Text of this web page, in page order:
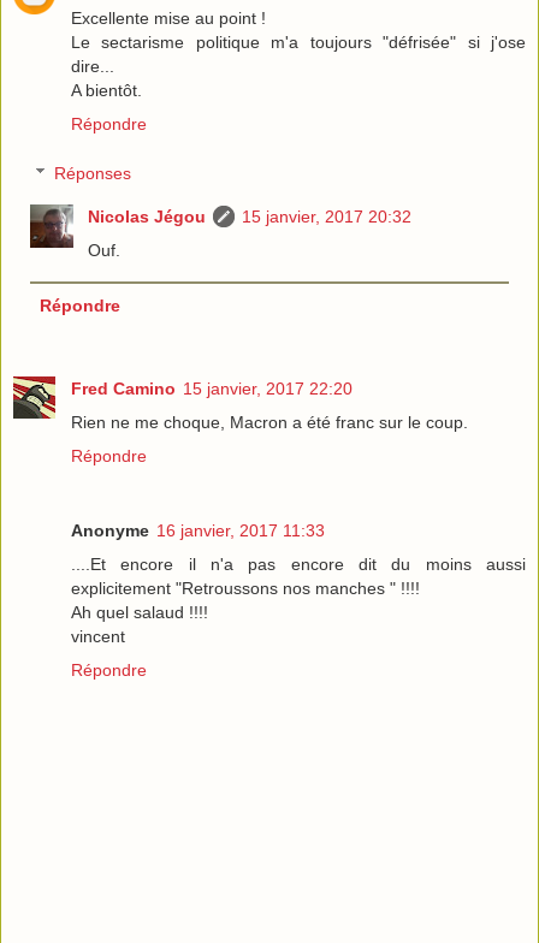
Excellente mise au point !
Le sectarisme politique m'a toujours "défrisée" si j'ose
dire...
A bientôt.
Répondre
Réponses
Nicolas Jégou
15 janvier, 2017 20:32
Ouf.
Répondre
Fred Camino 15 janvier, 2017 22:20
Rien ne me choque, Macron a été franc sur le coup.
Répondre
Anonyme 16 janvier, 2017 11:33
....Et encore il n'a pas encore dit du moins aussi
explicitement "Retroussons nos manches " !!!!
Ah quel salaud !!!!
vincent
Répondre